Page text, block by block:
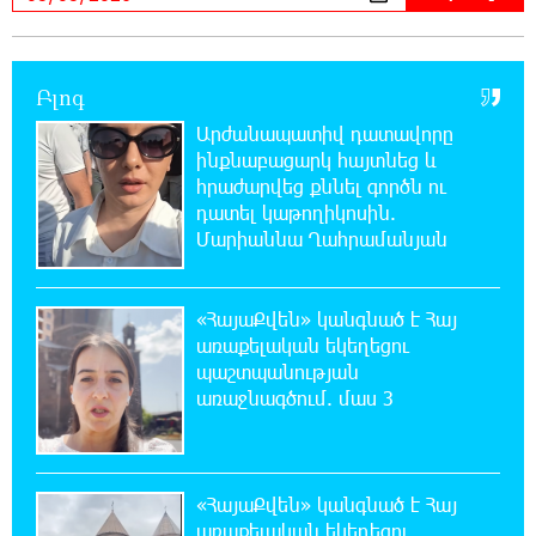
20:59:50 7-08-2026
Մեր երկրում իշխանության և ընդդիմության
անվերջանալի պայքարում տուժում է միայն
ու միայն ՀՀ քաղաքացին. Աննա Կոստանյան
Փրկարարները հայտանաբերել են մոլորված
զբոսաշրջիկներին
20:39:24 7-08-2026
ԼՀԿ-ն պահանջում է դադարեցնել Գարեգին
Բ-ի և եպիսկոպոսների դեմ քրեական
հետապնդումը
20:30:30 7-08-2026
Բլոգ
Արժանապատիվ դատավորը
ինքնաբացարկ հայտնեց և
հրաժարվեց քննել գործն ու
դատել կաթողիկոսին.
Մարիաննա Ղահրամանյան
«ՀայաՔվեն» կանգնած է Հայ
առաքելական եկեղեցու
պաշտպանության
առաջնագծում. մաս 3
«ՀայաՔվեն» կանգնած է Հայ
առաքելական եկեղեցու